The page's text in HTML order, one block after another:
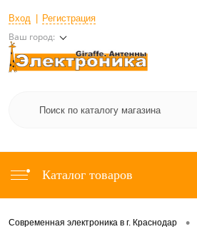
Вход Регистрация
Ваш город:
Каталог товаров
Современная электроника в г. Краснодар •